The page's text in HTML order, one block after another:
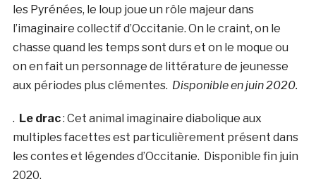
les Pyrénées, le loup joue un rôle majeur dans
l’imaginaire collectif d’Occitanie. On le craint, on le
chasse quand les temps sont durs et on le moque ou
on en fait un personnage de littérature de jeunesse
aux périodes plus clémentes. Disponible en juin 2020.
. Le drac: Cet animal imaginaire diabolique aux
multiples facettes est particulièrement présent dans
les contes et légendes d’Occitanie. Disponible fin juin
2020.